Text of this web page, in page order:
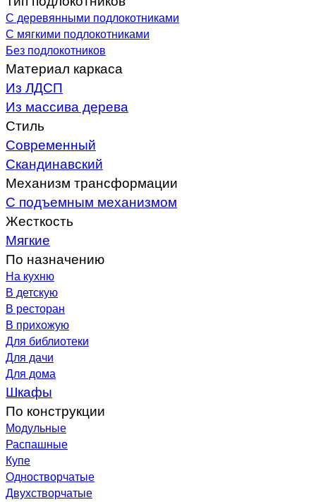
С деревянными подлокотниками
С мягкими подлокотниками
Без подлокотников
Материал каркаса
Из ЛДСП
Из массива дерева
Стиль
Современный
Скандинавский
Механизм трансформации
С подъемным механизмом
Жесткость
Мягкие
По назначению
На кухню
В детскую
В ресторан
В прихожую
Для библиотеки
Для дачи
Для дома
Шкафы
По конструкции
Модульные
Распашные
Купе
Одностворчатые
Двухстворчатые